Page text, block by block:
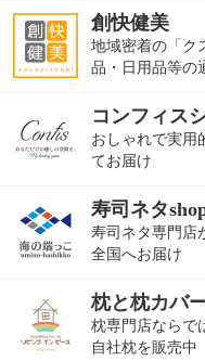
創快健美
地域密着の「ク
品・日用品等の
コンフィス
おしゃれで実用
てお届け
寿司ネタ
寿司ネタ専門店
全国へお届け
枕と枕カバ
枕専門店ならで
自社枕を販売中